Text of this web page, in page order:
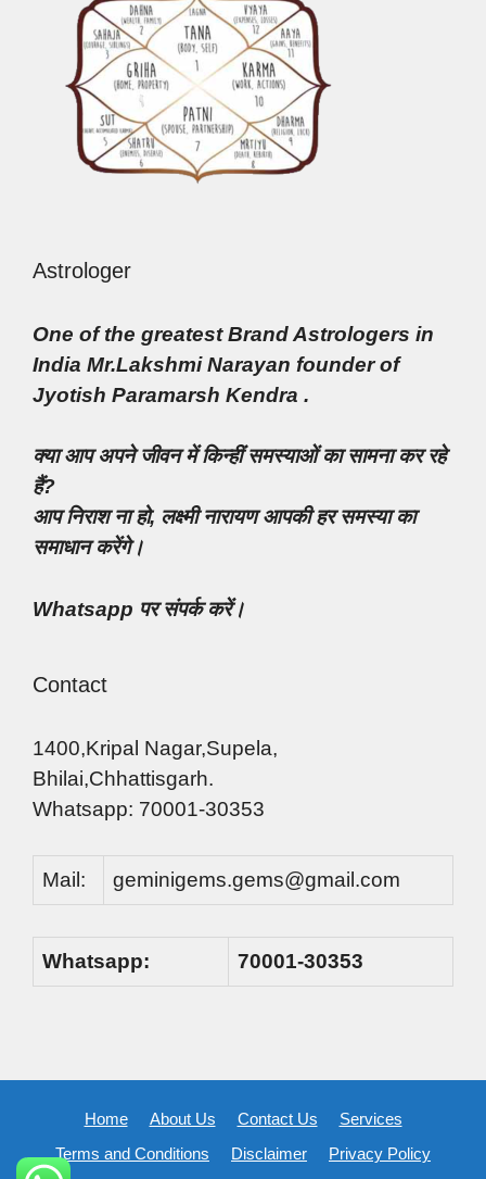
Astrologer
One of the greatest Brand Astrologers in
India Mr.Lakshmi Narayan founder of
Jyotish Paramarsh Kendra .
क्या आप अपने जीवन में किन्हीं समस्याओं का सामना कर रहे
हैं?
आप निराश ना हो, लक्ष्मी नारायण आपकी हर समस्या का
समाधान करेंगे।
Whatsapp पर संपर्क करें।
Contact
1400,Kripal Nagar,Supela,
Bhilai,Chhattisgarh.
Whatsapp: 70001-30353
Mail: geminigems.gems@gmail.com
Whatsapp: 70001-30353
Home About Us Contact Us
Services
Terms and Conditions
Disclaimer Privacy Policy